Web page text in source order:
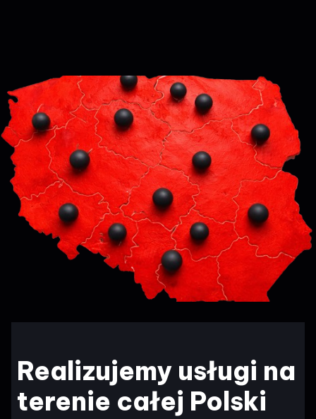
Realizujemy usługi na
terenie całej Polski